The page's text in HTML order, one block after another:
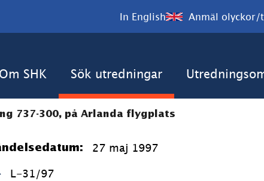
In English Anmäl olyckor/
Om SHK Sök utredningar
737-300, på Arlanda flygplats
27 maj 1997
L-31/97